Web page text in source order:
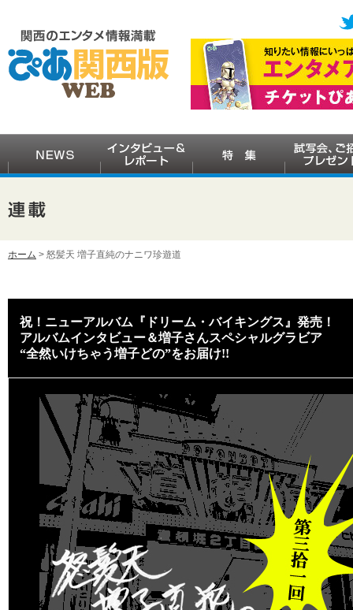
ホーム > 怒髪天 増子直純のナニワ珍遊道
祝！ニューアルバム『ドリーム・バイキングス』発売！
アルバムインタビュー＆増子さんスペシャルグラビア
“全然いけちゃう増子どの”をお届け!!